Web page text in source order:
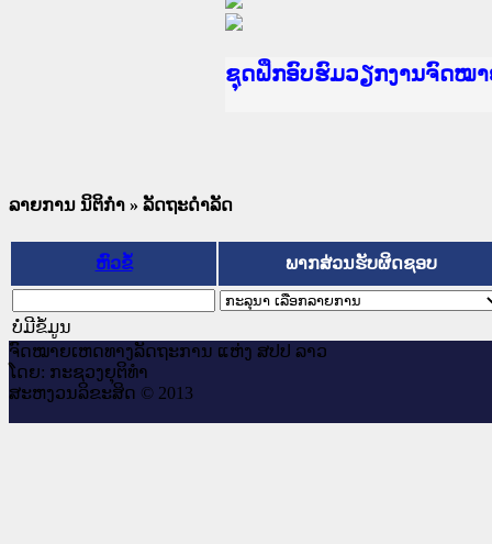
Ministry of Justice Lao
ເຜີຍແຜ່ວັບໄຊຈົດໝາຍເຫດທ
ກະຊວງຍຸຕິທຳ
ຊຸດຝຶກອົບຮົມວຽກງານຈົດໝາ
ກອງປະຊຸມທົບທວນຄືນການຈັ
ຝຶກອົບຮົມ ຜູ່ປະສານງານວຽ
ຝຶກອົບຮົມ ຜູ່ປະສານງານວຽ
ເຜີຍແຜ່ແອັບກົດໝາຍລາວ ແ
ເຜີຍແຜ່ແອັບກົດໝາຍລາວ ແ
ຍົກລະດັບວຽກງານຈົດໝາຍເ
ຊຸດຝຶກອົບຮົມວຽກງານຈົດໝາ
ລາຍການ ນິຕິກໍາ » ລັດຖະດໍາລັດ
ຫົວຂໍ້ ພາກສ່ວນຮັບຜິດຊອບ
ບໍ່ມີຂໍ້ມູນ
ຈົດ​ໝາຍ​ເຫດ​ທາງ​ລັດ​ຖະ​ການ ແຫ່ງ ສ​ປ​ປ ລາວ
ໂດຍ: ກະ​ຊວງຍຸ​ຕິ​ທຳ
ສະ​ຫງວນ​ລິ​ຂະ​ສິດ © 2013